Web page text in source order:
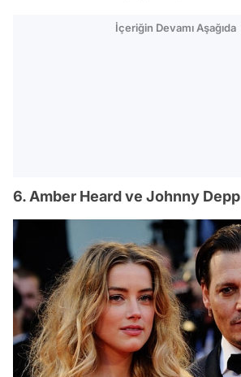
İçeriğin Devamı Aşağıda
6. Amber Heard ve Johnny Depp